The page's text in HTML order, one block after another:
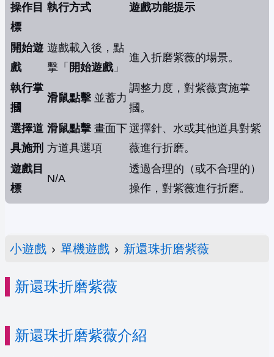
操作目
標
執行方式 遊戲功能提示
開始遊
戲
遊戲載入後，點
擊「 開始遊戲」
進入折磨紫薇的場景。
執行掌
摑
滑鼠點擊 並蓄力
調整力度，對紫薇實施掌
摑。
選擇道
具施刑
滑鼠點擊 畫面下
方道具選項
選擇針、水或其他道具對紫
薇進行折磨。
遊戲目
標
N/A
透過合理的（或不合理的）
操作，對紫薇進行折磨。
小遊戲 › 單機遊戲 › 新還珠折磨紫薇
新還珠折磨紫薇
新還珠折磨紫薇介紹